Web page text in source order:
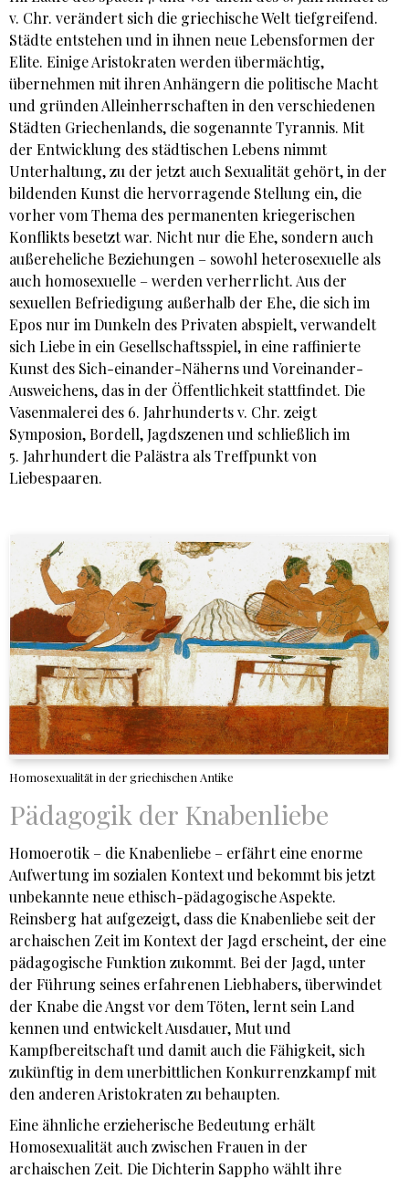
v. Chr. verändert sich die griechische Welt tiefgreifend.
Städte entstehen und in ihnen neue Lebensformen der
Elite. Einige Aristokraten werden übermächtig,
übernehmen mit ihren Anhängern die politische Macht
und gründen Alleinherrschaften in den verschiedenen
Städten Griechenlands, die sogenannte Tyrannis. Mit
der Entwicklung des städtischen Lebens nimmt
Unterhaltung, zu der jetzt auch Sexualität gehört, in der
bildenden Kunst die hervorragende Stellung ein, die
vorher vom Thema des permanenten kriegerischen
Konflikts besetzt war. Nicht nur die Ehe, sondern auch
außereheliche Beziehungen – sowohl heterosexuelle als
auch homosexuelle – werden verherrlicht. Aus der
sexuellen Befriedigung außerhalb der Ehe, die sich im
Epos nur im Dunkeln des Privaten abspielt, verwandelt
sich Liebe in ein Gesellschaftsspiel, in eine raffinierte
Kunst des Sich-einander-Näherns und Voreinander-
Ausweichens, das in der Öffentlichkeit stattfindet. Die
Vasenmalerei des 6. Jahrhunderts v. Chr. zeigt
Symposion, Bordell, Jagdszenen und schließlich im
5. Jahrhundert die Palästra als Treffpunkt von
Liebespaaren.
Homosexualität in der griechischen Antike
Pädagogik der Knabenliebe
Homoerotik – die Knabenliebe – erfährt eine enorme
Aufwertung im sozialen Kontext und bekommt bis jetzt
unbekannte neue ethisch-pädagogische Aspekte.
Reinsberg hat aufgezeigt, dass die Knabenliebe seit der
archaischen Zeit im Kontext der Jagd erscheint, der eine
pädagogische Funktion zukommt. Bei der Jagd, unter
der Führung seines erfahrenen Liebhabers, überwindet
der Knabe die Angst vor dem Töten, lernt sein Land
kennen und entwickelt Ausdauer, Mut und
Kampfbereitschaft und damit auch die Fähigkeit, sich
zukünftig in dem unerbittlichen Konkurrenzkampf mit
den anderen Aristokraten zu behaupten.
Eine ähnliche erzieherische Bedeutung erhält
Homosexualität auch zwischen Frauen in der
archaischen Zeit. Die Dichterin Sappho wählt ihre